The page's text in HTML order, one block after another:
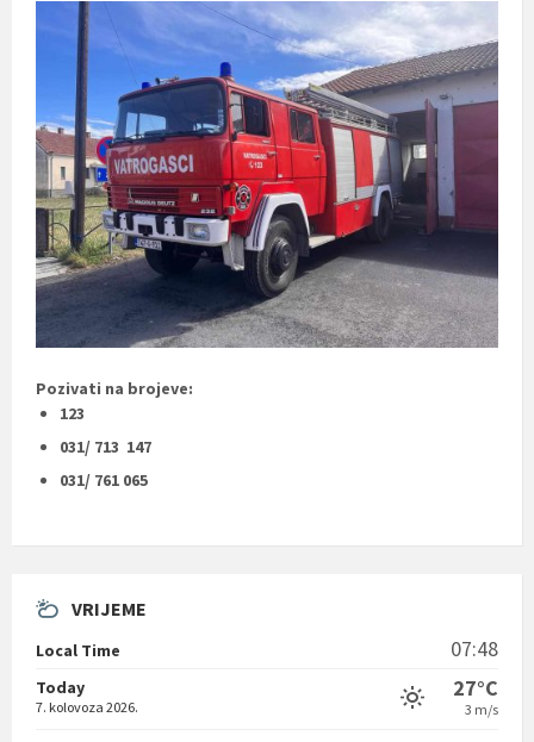
Pozivati na brojeve:
123
031/ 713 147
031/ 761 065
Local Time
Today 27°C
Subota 35°C